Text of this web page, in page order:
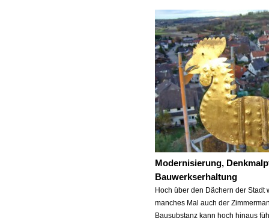
Modernisierung,
Bauwerkserhaltung
Hoch über den Dächern der Stadt
manches Mal auch der
Bausubstanz kann hoch hinaus